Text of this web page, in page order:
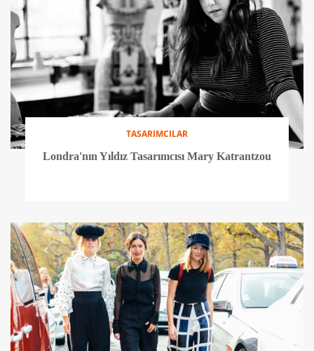
TASARIMCILAR
Londra'nın Yıldız Tasarımcısı Mary Katrantzou